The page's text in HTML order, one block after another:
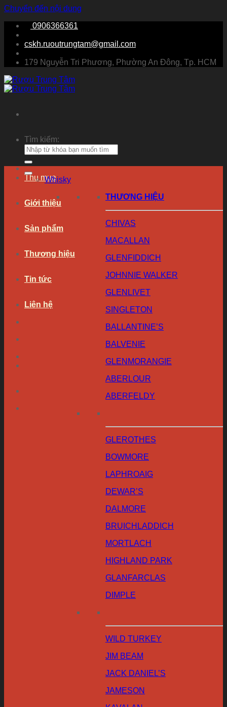
Chuyển đến nội dung
0906366361
cskh.ruoutrungtam@gmail.com
179 Nguyễn Tri Phương, Phường An Đông, Tp. HCM
Tìm kiếm:
Thu mua
Giới thiệu
Sản phẩm
Thương hiệu
Tin tức
Liên hệ
Whisky
THƯƠNG HIỆU
CHIVAS
MACALLAN
GLENFIDDICH
JOHNNIE WALKER
GLENLIVET
SINGLETON
BALLANTINE’S
BALVENIE
GLENMORANGIE
ABERLOUR
ABERFELDY
GLEROTHES
BOWMORE
LAPHROAIG
DEWAR’S
DALMORE
BRUICHLADDICH
MORTLACH
HIGHLAND PARK
GLANFARCLAS
DIMPLE
WILD TURKEY
JIM BEAM
JACK DANIEL’S
JAMESON